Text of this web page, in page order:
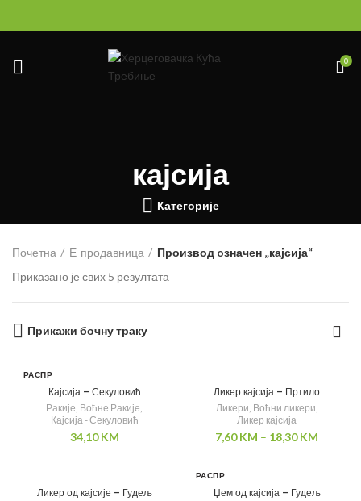
0
кајсија
Категорије
Почетна Е-продавница
Производ oзначен „кајсија“
Приказано је свих 5 резултата
Прикажи бочну траку
РАСПР
Кајсија – Секуловић
Ракије, Воћне Ракије,
Кајсија - Секуловић
34,10KM
Ликер кајсија – Пртило
Ликери, Воћни ликери,
Ликер кајсија
7,60KM – 18,30KM
Ликер од кајсије – Гудељ
РАСПР
Џем од кајсија – Гудељ